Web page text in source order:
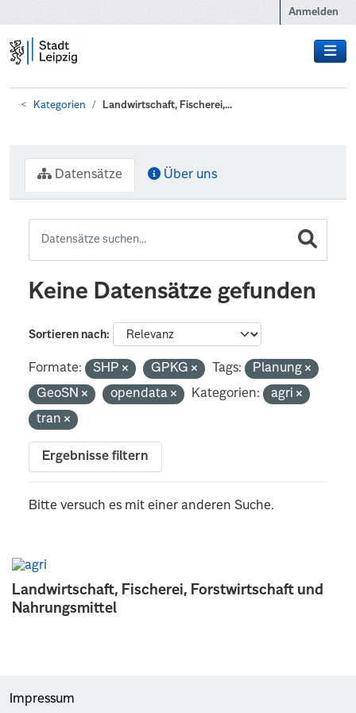
Anmelden
Kategorien Landwirtschaft, Fischerei,...
Landwirtschaft, Fischerei, Forstwirtschaft und
Nahrungsmittel
Datensätze Über uns
Keine Datensätze gefunden
Sortieren nach
Formate: SHP GPKG Tags:
Planung
GeoSN
opendata Kategorien:
agri
tran
Ergebnisse filtern
Bitte versuch es mit einer anderen Suche.
Impressum